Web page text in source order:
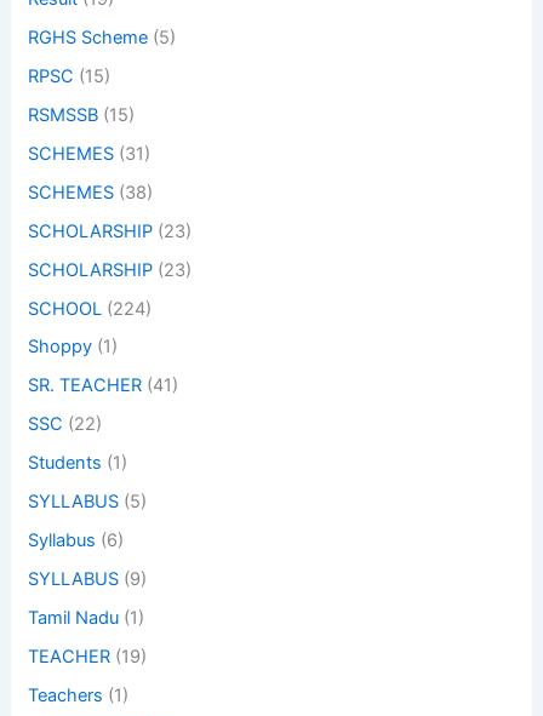
RGHS Scheme (5)
RPSC (15)
RSMSSB (15)
SCHEMES (31)
SCHEMES (38)
SCHOLARSHIP (23)
SCHOLARSHIP (23)
SCHOOL (224)
Shoppy (1)
SR. TEACHER (41)
SSC (22)
Students (1)
SYLLABUS (5)
Syllabus (6)
SYLLABUS (9)
Tamil Nadu (1)
TEACHER (19)
Teachers (1)